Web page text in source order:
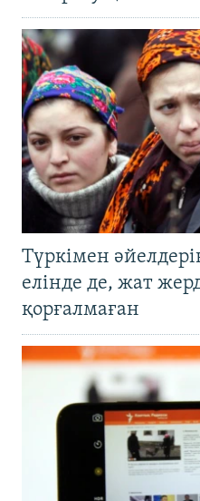
Түркімен
елінде де, жат
қорғалмаған